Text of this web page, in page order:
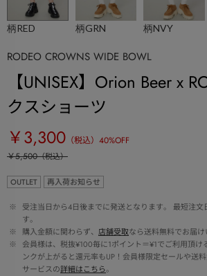
柄RED 柄GRN 柄NVY
RODEO CROWNS WIDE BOWL
【UNISEX】Orion Beer x
クスショーツ
￥3,300 （税込） 40%OFF
￥5,500（税込）
OUTLET 再入荷お知らせ
※
受注当日から4日後までに発送となります。 最短注文
す。
※
購入金額に関わらず、 店舗受取なら送料無料でお届け
※
会員様は、税抜¥100毎に1ポイント＝¥1でご利用頂
ンクが上がると還元率もUP！会員様限定セールや送
サービスの詳細はこちら。